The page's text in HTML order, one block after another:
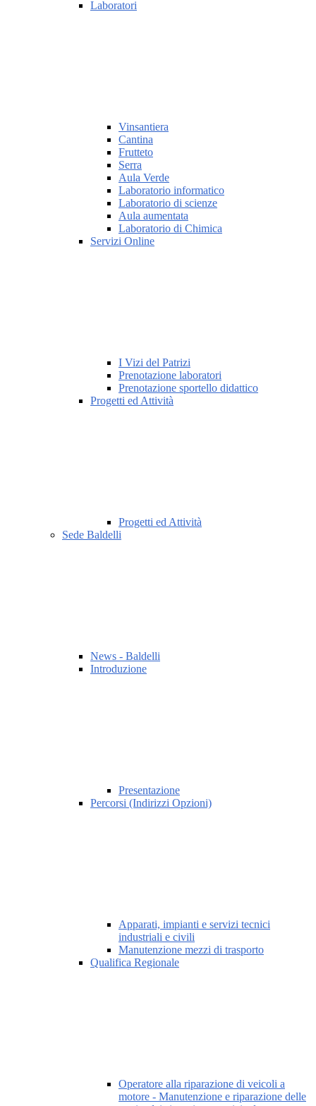
Laboratori
Vinsantiera
Cantina
Frutteto
Serra
Aula Verde
Laboratorio informatico
Laboratorio di scienze
Aula aumentata
Laboratorio di Chimica
Servizi Online
I Vizi del Patrizi
Prenotazione laboratori
Prenotazione sportello didattico
Progetti ed Attività
Progetti ed Attività
Sede Baldelli
News - Baldelli
Introduzione
Presentazione
Percorsi (Indirizzi Opzioni)
Apparati, impianti e servizi tecnici
industriali e civili
Manutenzione mezzi di trasporto
Qualifica Regionale
Operatore alla riparazione di veicoli a
motore - Manutenzione e riparazione delle